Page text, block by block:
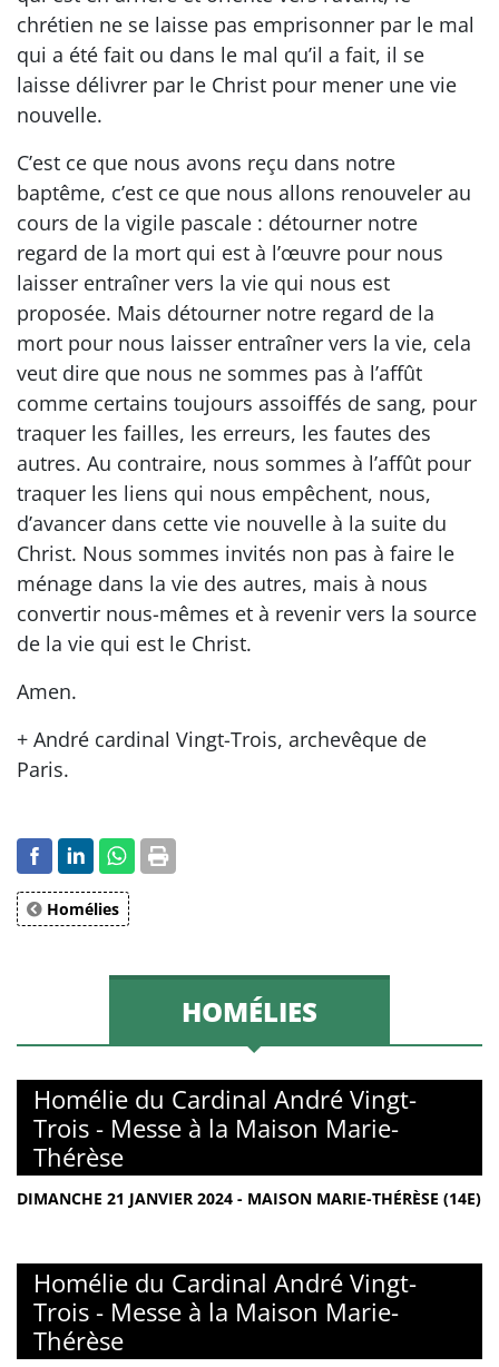
chrétien ne se laisse pas emprisonner par le mal
qui a été fait ou dans le mal qu’il a fait, il se
laisse délivrer par le Christ pour mener une vie
nouvelle.
C’est ce que nous avons reçu dans notre
baptême, c’est ce que nous allons renouveler au
cours de la vigile pascale : détourner notre
regard de la mort qui est à l’œuvre pour nous
laisser entraîner vers la vie qui nous est
proposée. Mais détourner notre regard de la
mort pour nous laisser entraîner vers la vie, cela
veut dire que nous ne sommes pas à l’affût
comme certains toujours assoiffés de sang, pour
traquer les failles, les erreurs, les fautes des
autres. Au contraire, nous sommes à l’affût pour
traquer les liens qui nous empêchent, nous,
d’avancer dans cette vie nouvelle à la suite du
Christ. Nous sommes invités non pas à faire le
ménage dans la vie des autres, mais à nous
convertir nous-mêmes et à revenir vers la source
de la vie qui est le Christ.
Amen.
+ André cardinal Vingt-Trois, archevêque de
Paris.
Homélies
HOMÉLIES
Homélie du Cardinal André Vingt-
Trois - Messe à la Maison Marie-
Thérèse
DIMANCHE 21 JANVIER 2024 - MAISON MARIE-THÉRÈSE (14E)
Homélie du Cardinal André Vingt-
Trois - Messe à la Maison Marie-
Thérèse